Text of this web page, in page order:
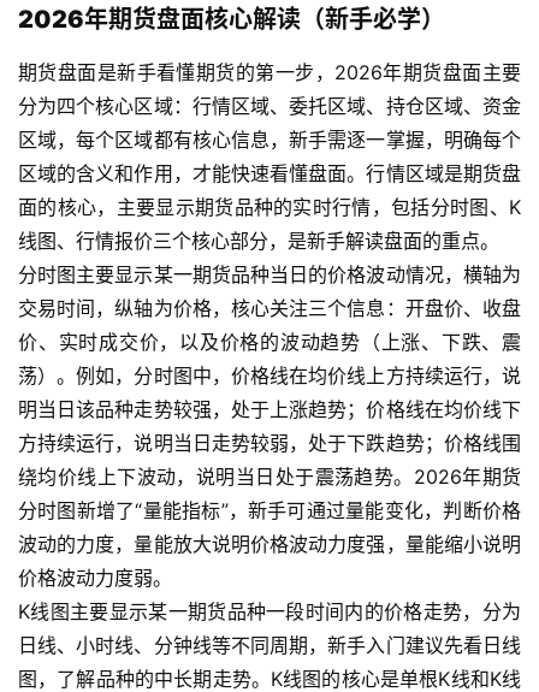
2026年期货盘面核心解读（新手必学）
期货盘面是新手看懂期货的第一步，2026年期货盘面主要
分为四个核心区域：行情区域、委托区域、持仓区域、资金
区域，每个区域都有核心信息，新手需逐一掌握，明确每个
区域的含义和作用，才能快速看懂盘面。行情区域是期货盘
面的核心，主要显示期货品种的实时行情，包括分时图、K
线图、行情报价三个核心部分，是新手解读盘面的重点。
分时图主要显示某一期货品种当日的价格波动情况，横轴为
交易时间，纵轴为价格，核心关注三个信息：开盘价、收盘
价、实时成交价，以及价格的波动趋势（上涨、下跌、震
荡）。例如，分时图中，价格线在均价线上方持续运行，说
明当日该品种走势较强，处于上涨趋势；价格线在均价线下
方持续运行，说明当日走势较弱，处于下跌趋势；价格线围
绕均价线上下波动，说明当日处于震荡趋势。2026年期货
分时图新增了“量能指标”，新手可通过量能变化，判断价格
波动的力度，量能放大说明价格波动力度强，量能缩小说明
价格波动力度弱。
K线图主要显示某一期货品种一段时间内的价格走势，分为
日线、小时线、分钟线等不同周期，新手入门建议先看日线
图，了解品种的中长期走势。K线图的核心是单根K线和K线